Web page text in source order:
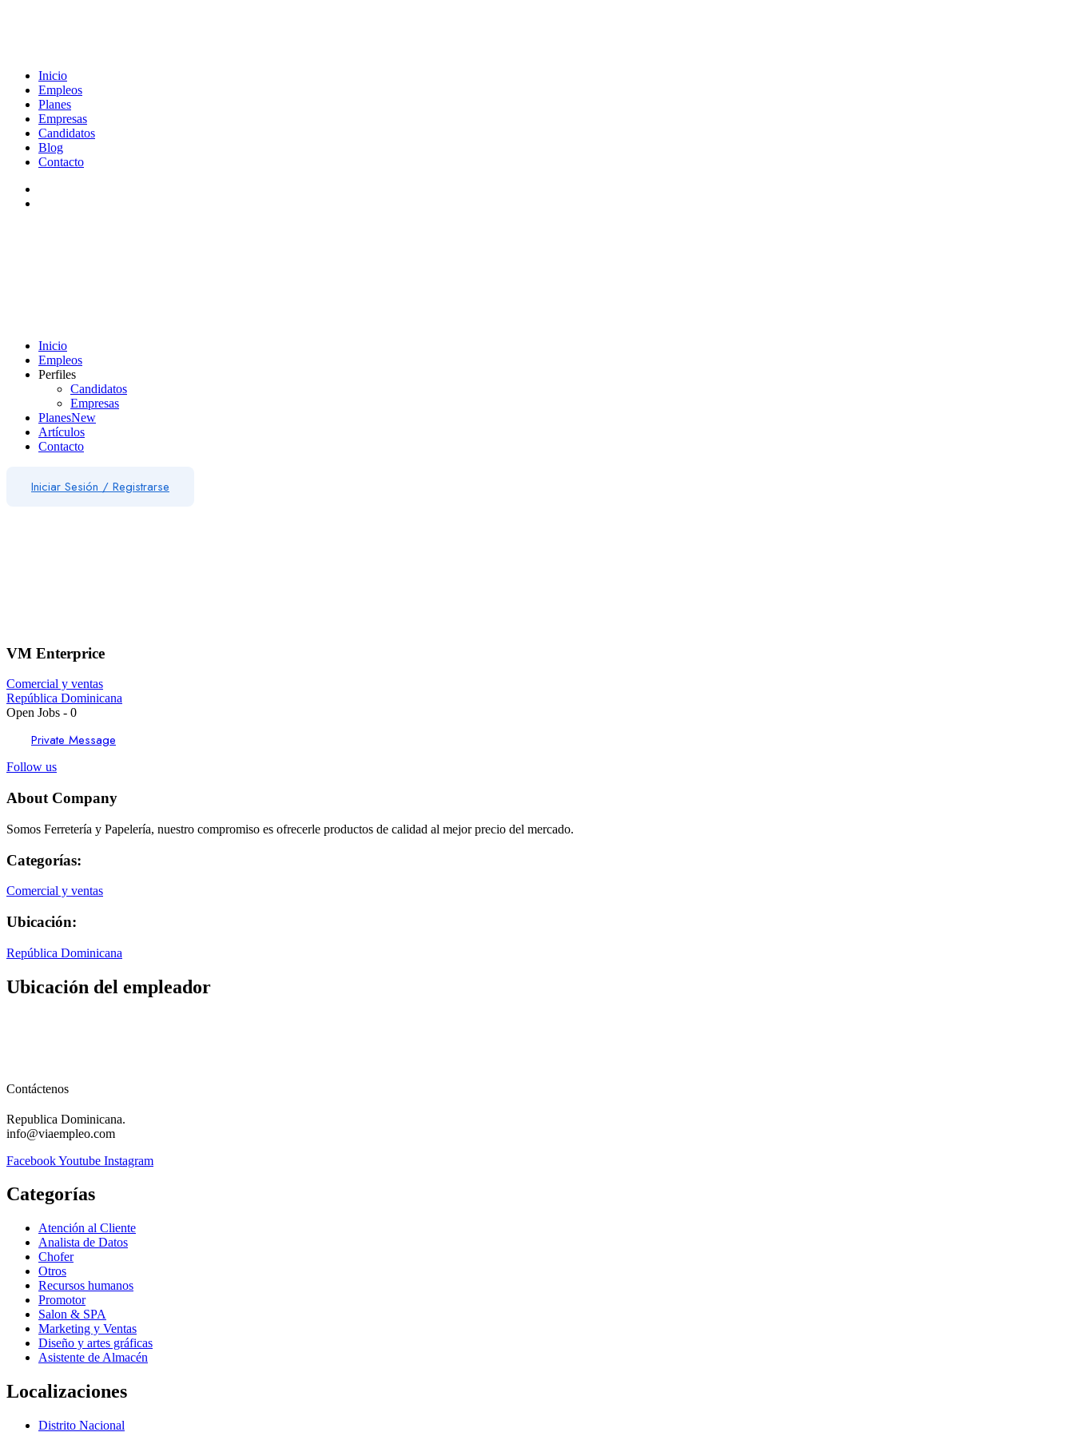
Inicio
Empleos
Planes
Empresas
Candidatos
Blog
Contacto
Inicio
Empleos
Perfiles
Candidatos
Empresas
PlanesNew
Artículos
Contacto
Iniciar Sesión / Registrarse
VM Enterprice
Comercial y ventas
República Dominicana
Open Jobs - 0
Private Message
Follow us
About Company
Somos Ferretería y Papelería, nuestro compromiso es ofrecerle productos de calidad al mejor precio del mercado.
Categorías:
Comercial y ventas
Ubicación:
República Dominicana
Ubicación del empleador
Contáctenos
Republica Dominicana.
info@viaempleo.com
FacebookYoutube Instagram
Categorías
Atención al Cliente
Analista de Datos
Chofer
Otros
Recursos humanos
Promotor
Salon & SPA
Marketing y Ventas
Diseño y artes gráficas
Asistente de Almacén
Localizaciones
Distrito Nacional